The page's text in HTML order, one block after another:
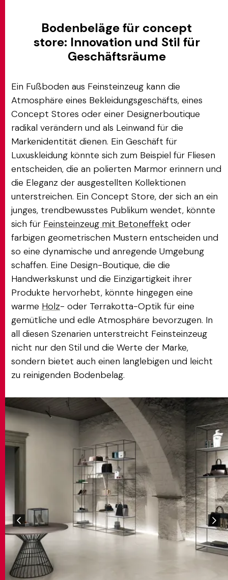
Bodenbeläge für concept
store: Innovation und Stil für
Geschäftsräume
Ein Fußboden aus Feinsteinzeug kann die
Atmosphäre eines Bekleidungsgeschäfts, eines
Concept Stores oder einer Designerboutique
radikal verändern und als Leinwand für die
Markenidentität dienen. Ein Geschäft für
Luxuskleidung könnte sich zum Beispiel für Fliesen
entscheiden, die an polierten Marmor erinnern und
die Eleganz der ausgestellten Kollektionen
unterstreichen. Ein Concept Store, der sich an ein
junges, trendbewusstes Publikum wendet, könnte
sich für Feinsteinzeug mit Betoneffekt oder
farbigen geometrischen Mustern entscheiden und
so eine dynamische und anregende Umgebung
schaffen. Eine Design-Boutique, die die
Handwerkskunst und die Einzigartigkeit ihrer
Produkte hervorhebt, könnte hingegen eine
warme Holz- oder Terrakotta-Optik für eine
gemütliche und edle Atmosphäre bevorzugen. In
all diesen Szenarien unterstreicht Feinsteinzeug
nicht nur den Stil und die Werte der Marke,
sondern bietet auch einen langlebigen und leicht
zu reinigenden Bodenbelag.